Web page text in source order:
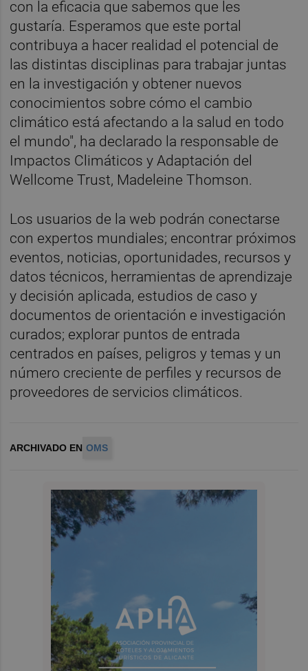
con la eficacia que sabemos que les
gustaría. Esperamos que este portal
contribuya a hacer realidad el potencial de
las distintas disciplinas para trabajar juntas
en la investigación y obtener nuevos
conocimientos sobre cómo el cambio
climático está afectando a la salud en todo
el mundo", ha declarado la responsable de
Impactos Climáticos y Adaptación del
Wellcome Trust, Madeleine Thomson.
Los usuarios de la web podrán conectarse
con expertos mundiales; encontrar próximos
eventos, noticias, oportunidades, recursos y
datos técnicos, herramientas de aprendizaje
y decisión aplicada, estudios de caso y
documentos de orientación e investigación
curados; explorar puntos de entrada
centrados en países, peligros y temas y un
número creciente de perfiles y recursos de
proveedores de servicios climáticos.
ARCHIVADO EN OMS